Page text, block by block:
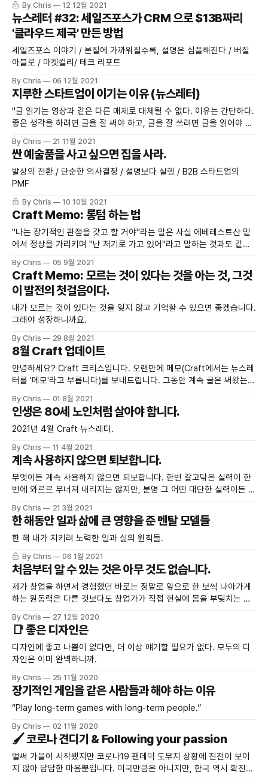
By Chris 12 12월 2021
뉴스레터 #32: 세일즈포스가 CRM 으로 $13B짜리
'클라우드 제국' 만든 방법
세일즈포스 이야기 / 본질에 가까워질수록, 설명은 심플해진다 / 버질
아블로 / 마켓컬리/ 테크 리포트
By Chris 06 12월 2021
지루한 스타트업이 이기는 이유 (뉴스레터)
"글 읽기는 영상과 같은 다른 매체로 대체될 수 없다. 이유는 간단하다.
좋은 생각을 하려면 글을 잘 써야 하고, 글을 잘 쓰려면 글을 읽어야 하
By Chris 21 11월 2021
싼 예술품을 사고 싶으면 집을 사라.
발상의 전환 / 단순한 의사결정 / 설명보다 실행 / B2B 스타트업의
PMF
By Chris 10 10월 2021
Craft Memo: 롱텀 하는 법
"나는 장기적인 관점을 갖고 할 거야"라는 말은 사실 에베레스트산 밑
에서 정상을 가리키며 "난 저기로 가고 있어"라고 말하는 것과도 같아
By Chris 05 9월 2021
Craft Memo: 모르는 것이 있다는 것을 아는 것, 그것
이 발전의 첫걸음이다.
내가 모르는 것이 있다는 것을 잊지 않고 기억할 수 있으면 좋겠습니다.
그래야 성장하니까요.
By Chris 29 8월 2021
8월 Craft 업데이트
안녕하세요? Craft 크리스입니다. 오랜만에 메모(Craft에서는 뉴스레
터를 '메모'라고 부릅니다)를 보내드립니다. 그동안 계속 글은 써왔는데
자분들께는 따로 이메일이 전송됩니다). 오늘은 그동안 써온 글을 공유
해 드리려 합니다. 추가로, 제가 공동창업한 스타트업 Hyperinbox 에
서 새로 스타트업 세일즈/사업 개발 등
By Chris 01 8월 2021
인생은 80세 노인처럼 살아야 합니다.
2021년 4월 Craft 뉴스레터.
By Chris 11 4월 2021
계속 사용하지 않으면 퇴보합니다.
무엇이든 계속 사용하지 않으면 퇴보합니다. 한번 갈고닦은 실력이 한
번에 와르르 무너져 내리지는 않지만, 분명 그 어떤 대단한 실력이든 계
By Chris 21 3월 2021
한 해동안 일과 삶에 큰 영향을 준 멘탈 모델들
한 해 내가 지키려 노력한 일과 삶의 원칙들.
By Chris 06 1월 2021
처음부터 알 수 있는 것은 아무 것도 없습니다.
제가 창업을 하면서 경험했던 바로는 정말로 앞으로 한 보씩 나아가게
하는 원동력은 다른 것보다도 창업가가 직접 현실에 몸을 부딪치는 일
By Chris 27 12월 2020
📑 좋은 디자인은
디자인에 좋고 나쁨이 없다면, 더 이상 얘기할 필요가 없다. 모두의 디
자인은 이미 완벽하니까.
By Chris 25 11월 2020
장기적인 게임을 같은 사람들과 해야 하는 이유
“Play long-term games with long-term people.”
By Chris 02 11월 2020
🖌 코로나 견디기 & Following your passion
벌써 가을이 시작됐지만 코로나19 팬데믹 도무지 상황에 진전이 보이
지 않아 답답한 마음뿐입니다. 미국만큼은 아니지만, 한국 역시 확진자